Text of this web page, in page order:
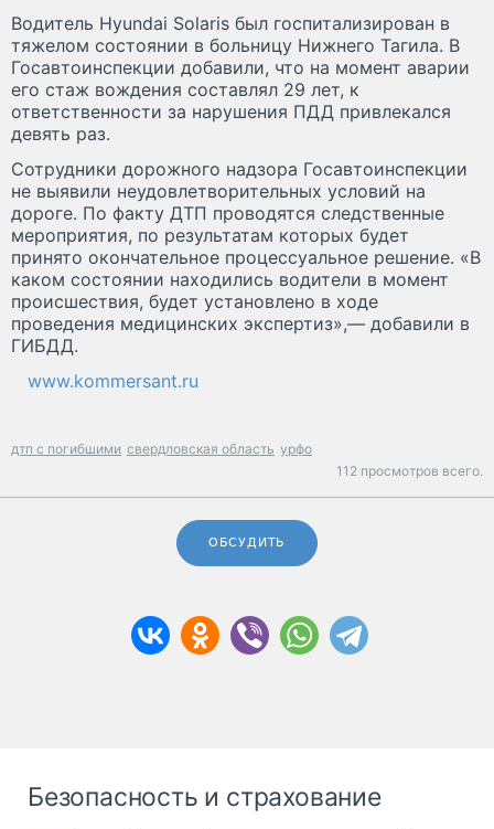
Водитель Hyundai Solaris был госпитализирован в
тяжелом состоянии в больницу Нижнего Тагила. В
Госавтоинспекции добавили, что на момент аварии
его стаж вождения составлял 29 лет, к
ответственности за нарушения ПДД привлекался
девять раз.
Сотрудники дорожного надзора Госавтоинспекции
не выявили неудовлетворительных условий на
дороге. По факту ДТП проводятся следственные
мероприятия, по результатам которых будет
принято окончательное процессуальное решение. «В
каком состоянии находились водители в момент
происшествия, будет установлено в ходе
проведения медицинских экспертиз»,— добавили в
ГИБДД.
www.kommersant.ru
дтп с погибшими свердловская область урфо
112 просмотров всего.
ОБСУДИТЬ
Безопасность и страхование